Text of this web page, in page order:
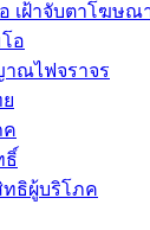
เฝ้าจับตาโฆษณ
อ
ณไฟจราจร
ค
ธิ์
ธิผู้บริโภค